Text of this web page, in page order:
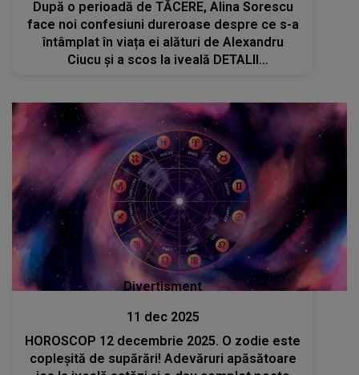
După o perioadă de TĂCERE, Alina Sorescu
face noi confesiuni dureroase despre ce s-a
întâmplat în viața ei alături de Alexandru
Ciucu și a scos la iveală DETALII
Divertisment
11 dec 2025
HOROSCOP 12 decembrie 2025. O zodie este
copleșită de supărări! Adevăruri apăsătoare